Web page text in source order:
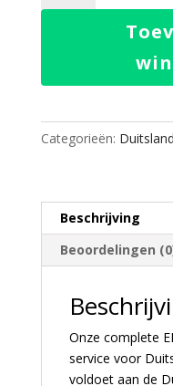
Service
Categorieën: Duitsland
Beschrijving
Beoordelingen
Onze complete
service voor
voldoet aan de